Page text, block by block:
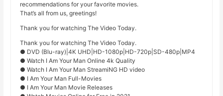
recommendations for your favorite movies.
That’s all from us, greetings!
Thank you for watching The Video Today.
Thank you for watching The Video Today.
● DVD (Blu-ray)|4K UHD|HD-1080p|HD-720p|SD-480p|MP4
● Watch I Am Your Man Online 4k Quality
● Watch I Am Your Man StreamiNG HD video
● I Am Your Man Full-Movies
● I Am Your Man Movie Releases